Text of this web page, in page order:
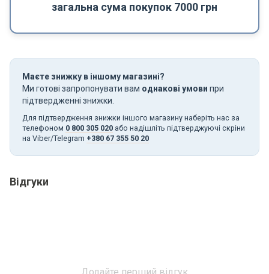
загальна сума покупок 7000 грн
Маєте знижку в іншому магазині?
Ми готові запропонувати вам однакові умови при
підтвердженні знижки.
Для підтвердження знижки іншого магазину наберіть нас за
телефоном 0 800 305 020 або надішліть підтверджуючі скріни
на Viber/Telegram +380 67 355 50 20
Відгуки